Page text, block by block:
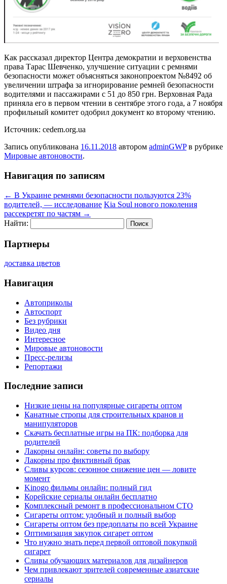
Как рассказал директор Центра демократии и верховенства
права Тарас Шевченко, улучшение ситуации с ремнями
безопасности может объясняться законопроектом №8492 об
увеличении штрафа за игнорирование ремней безопасности
водителями и пассажирами с 51 до 850 грн. Верховная Рада
приняла его в первом чтении в сентябре этого года, а 7 ноября
профильный комитет одобрил документ ко второму чтению.
Источник: cedem.org.ua
Запись опубликована 16.11.2018 автором adminGWPв рубрике
Мировые автоновости.
Навигация по записям
← В Украине ремнями безопасности пользуются 23%
водителей, — исследование Kia Soul нового поколения
рассекретят по частям →
Найти:
Партнеры
доставка цветов
Навигация
Автоприколы
Автоспорт
Без рубрики
Видео дня
Интересное
Мировые автоновости
Пресс-релизы
Репортажи
Последние записи
Низкие цены на популярные сигареты оптом
Канатные стропы для строительных кранов и
манипуляторов
Скачать бесплатные игры на ПК: подборка для
родителей
Лакорны онлайн: советы по выбору
Лакорны про фиктивный брак
Сливы курсов: сезонное снижение цен — ловите
момент
Kinogo фильмы онлайн: полный гид
Корейские сериалы онлайн бесплатно
Комплексный ремонт в профессиональном СТО
Сигареты оптом: удобный и полный выбор
Сигареты оптом без предоплаты по всей Украине
Оптимизация закупок сигарет оптом
Что нужно знать перед первой оптовой покупкой
сигарет
Сливы обучающих материалов для дизайнеров
Чем привлекают зрителей современные азиатские
сериалы